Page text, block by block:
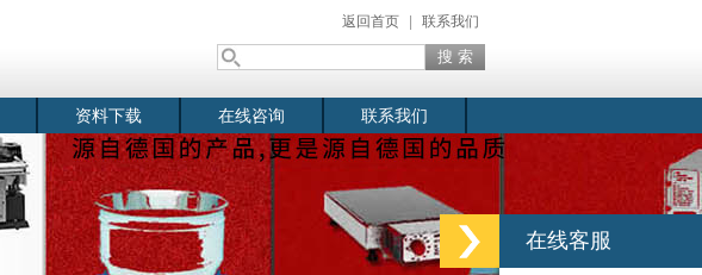
返回首页 联系我们
资料下载 在线咨询 联系我们
在线客服